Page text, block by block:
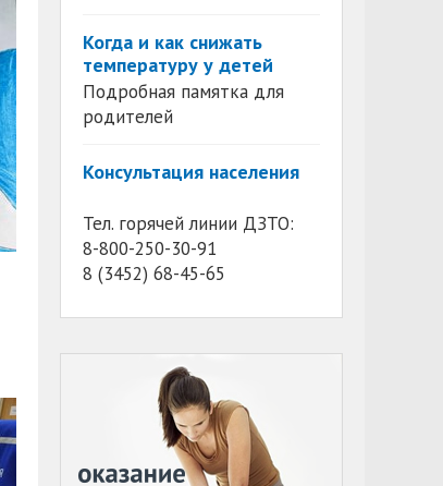
Когда и как снижать
температуру у детей
Подробная памятка для
родителей
Консультация населения
Тел. горячей линии ДЗТО:
8-800-250-30-91
8 (3452) 68-45-65